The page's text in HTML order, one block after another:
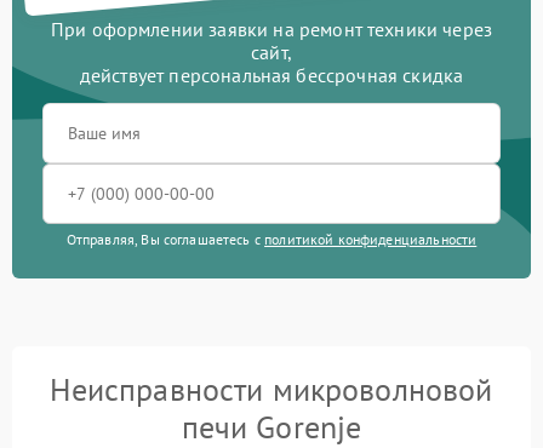
При оформлении заявки на ремонт техники через
сайт,
действует персональная бессрочная скидка
Отправляя, Вы соглашаетесь с политикой конфиденциальности
Неисправности микроволновой
печи Gorenje